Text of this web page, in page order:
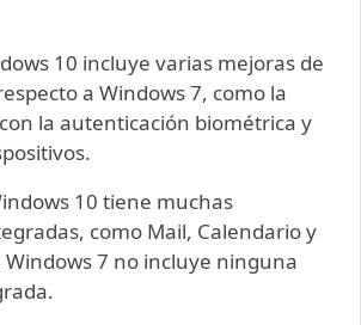
10 incluye varias mejoras de
a Windows 7, como la
la autenticación biométrica y
10 tiene muchas
como Mail, Calendario y
Windows 7 no incluye ninguna